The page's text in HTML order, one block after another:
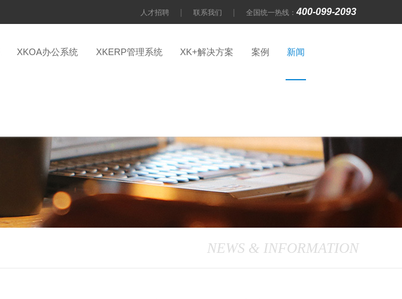
人才招聘 | 联系我们 | 全国统一热线：400-099-2093
XKOA办公系统 XKERP管理系统 XK+解决方案 案例 新闻
NEWS & INFORMATION